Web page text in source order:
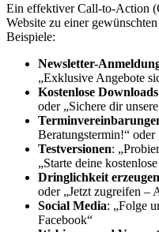
Ein effektiver Call-to-Action
Website zu einer
Beispiele:
Newsletter-
„Exklusive Angebote
Kostenlose Downloads
oder „Sichere dir
Beratungstermin!“ oder
Testversionen:
„Starte deine
Dringlichkeit erzeugen
oder „Jetzt zugreifen –
Social Media: „Folge
Facebook“